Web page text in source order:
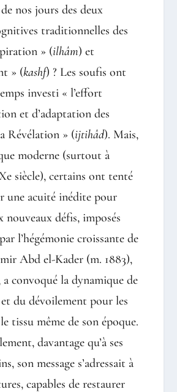
nos jours des deux
traditionnelles des
» (ilhâm) et
» (kashf) ? Les soufis ont
investi « l’effort
et d’adaptation des
Révélation » (ijtihâd). Mais,
moderne (surtout à
siècle), certains ont tenté
une acuité inédite pour
nouveaux défis, imposés
l’hégémonie croissante de
Abd el-Kader (m. 1883),
a convoqué la dynamique de
du dévoilement pour les
tissu même de son époque.
davantage qu’à ses
son message s’adressait à
capables de restaurer